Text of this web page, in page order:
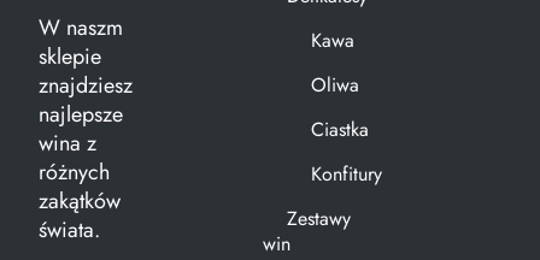
W naszm
sklepie
znajdziesz
najlepsze
wina z
różnych
zakątków
świata.
Kawa
Oliwa
Ciastka
Konfitury
Zestawy
win